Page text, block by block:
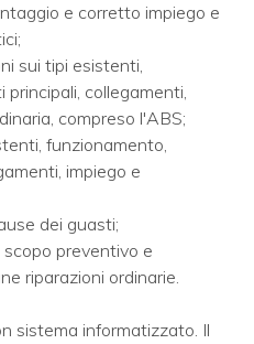
e corretto impiego e
sui tipi esistenti,
collegamenti,
compreso l'ABS;
funzionamento,
impiego e
dei guasti;
preventivo e
riparazioni ordinarie.
sistema informatizzato. Il